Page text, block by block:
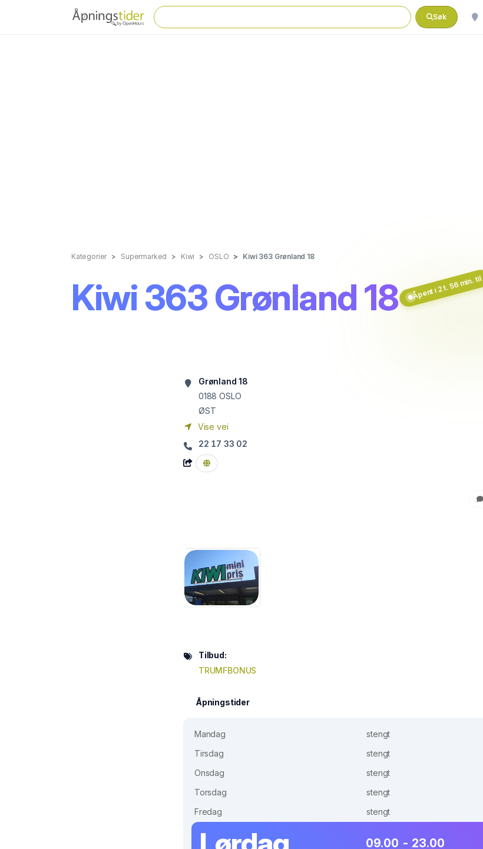
Søk
Kategorier Supermarked Kiwi OSLO Kiwi 363 Grønland 18
Kiwi 363 Grønland 18 Åpent i 2 t. 56 min. til
Grønland 18
0188 OSLO
ØST
Vise vei
22 17 33 02
Tilbud:
TRUMFBONUS
Åpningstider
Mandag
stengt
Tirsdag
stengt
Onsdag
stengt
Torsdag
stengt
Fredag
stengt
09.00 - 23.00